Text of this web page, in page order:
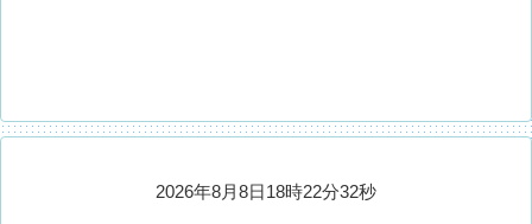
2026年8月8日18時22分32秒